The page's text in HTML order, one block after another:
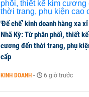
Con gái tỷ phú
1 phút trước
Hơn 227.000 tài
CHỨNG KHOÁN - 1 phút
'Đế chế’ kinh doanh hàng xa
Nhã Kỳ: Từ phân phối, thiết
cương đến thời trang, phụ
cấp
KINH DOANH - 6 giờ trước